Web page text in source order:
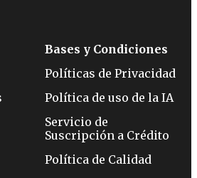
Bases y Condiciones
Políticas de Privacidad
Política de uso de la IA
Servicio de
Suscripción a Crédito
Política de Calidad